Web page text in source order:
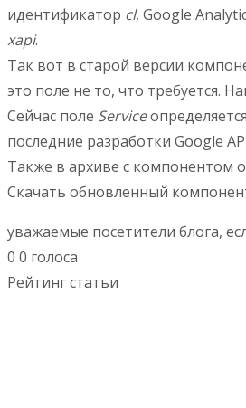
идентификатор cl, Google
xapi.
Так вот в старой версии
это поле не то, что требуется.
Сейчас поле Service
последние разработки Google
Также в архиве с компонентом
Скачать обновленный
уважаемые посетители блога,
0 0 голоса
Рейтинг статьи